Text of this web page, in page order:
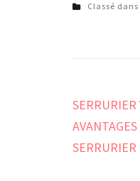
Classé dans
de
l’article